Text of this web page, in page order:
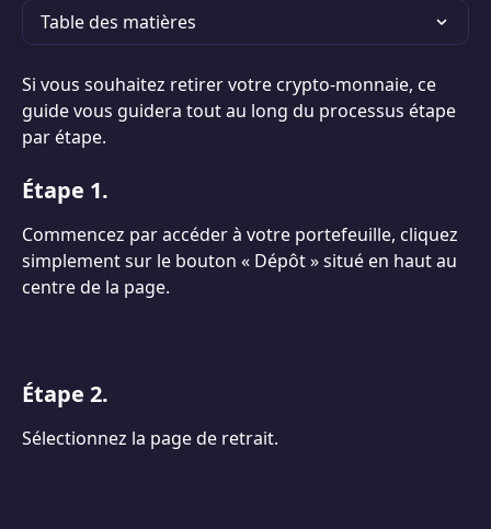
Table des matières
Si vous souhaitez retirer votre crypto-monnaie, ce
guide vous guidera tout au long du processus étape
par étape.
Étape 1.
Commencez par accéder à votre portefeuille, cliquez
simplement sur le bouton « Dépôt » situé en haut au
centre de la page.
Étape 2.
Sélectionnez la page de retrait.